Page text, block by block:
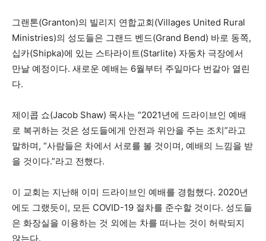
그랜톤(Granton)의 빌리지 연합교회(Villages United Rural
Ministries)의 성도들은 그랜드 벤드(Grand Bend) 바로 동쪽,
십카(Shipka)에 있는 스타라이트(Starlite) 자동차 극장에서
만날 예정이다. 새로운 예배는 6월부터 주일마다 번갈아 열린
다.
제이콥 쇼(Jacob Shaw) 목사는 “2021년에 드라이브인 예배
로 복귀하는 것은 성도들에게 안전과 위안을 주는 조치”라고
말하며, “사람들은 차에서 서로를 볼 것이며, 예배의 느낌을 받
을 것이다.”라고 전했다.
이 교회는 지난해 이미 드라이브인 예배를 경험했다. 2020년
에도 그랬듯이, 모든 COVID-19 절차를 준수할 것이다. 성도들
은 화장실을 이용하는 것 외에는 차를 떠나는 것이 허락되지
않는다.